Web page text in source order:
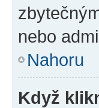
nebo
Nahoru
Když